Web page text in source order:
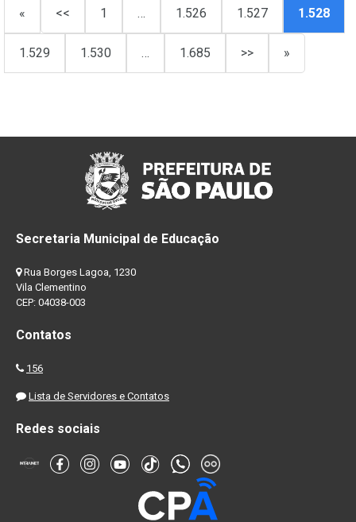
« << 1 … 1.526 1.527 1.528
1.529 1.530 … 1.685 >> »
Secretaria Municipal de Educação
Rua Borges Lagoa, 1230
Vila Clementino
CEP: 04038-003
Contatos
156
Lista de Servidores e Contatos
Redes sociais